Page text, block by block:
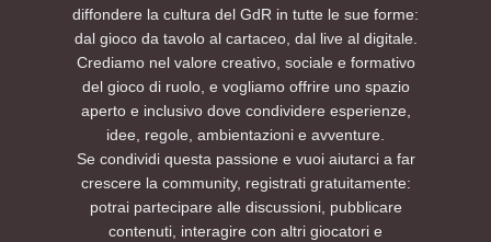
diffondere la cultura del GdR in tutte le sue forme:
dal gioco da tavolo al cartaceo, dal live al digitale.
Crediamo nel valore creativo, sociale e formativo
del gioco di ruolo, e vogliamo offrire uno spazio
aperto e inclusivo dove condividere esperienze,
idee, regole, ambientazioni e avventure.
Se condividi questa passione e vuoi aiutarci a far
crescere la community, registrati gratuitamente:
potrai partecipare alle discussioni, pubblicare
contenuti, interagire con altri giocatori e